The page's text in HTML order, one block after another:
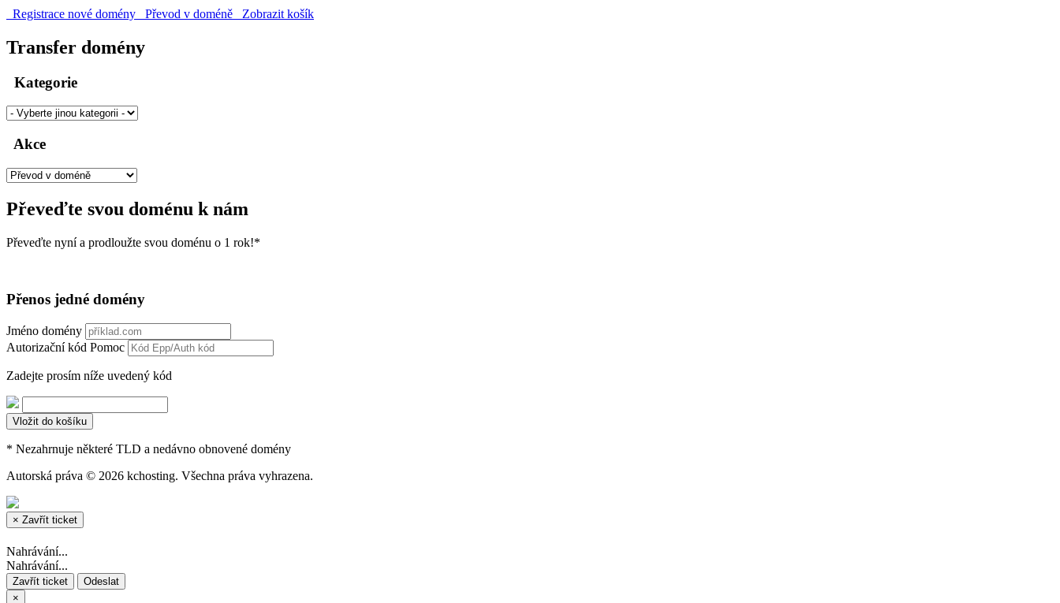
Registrace nové domény Převod v doméně Zobrazit košík
Transfer domény
Kategorie
Akce
Převeďte svou doménu k nám
Převeďte nyní a prodloužte svou doménu o 1 rok!*
Přenos jedné domény
Jméno domény
Autorizační kód Pomoc
Zadejte prosím níže uvedený kód
Vložit do košíku
* Nezahrnuje některé TLD a nedávno obnovené domény
Autorská práva © 2026 kchosting. Všechna práva vyhrazena.
× Zavřít ticket
Nahrávání...
Nahrávání...
Zavřít ticket
Odeslat
×